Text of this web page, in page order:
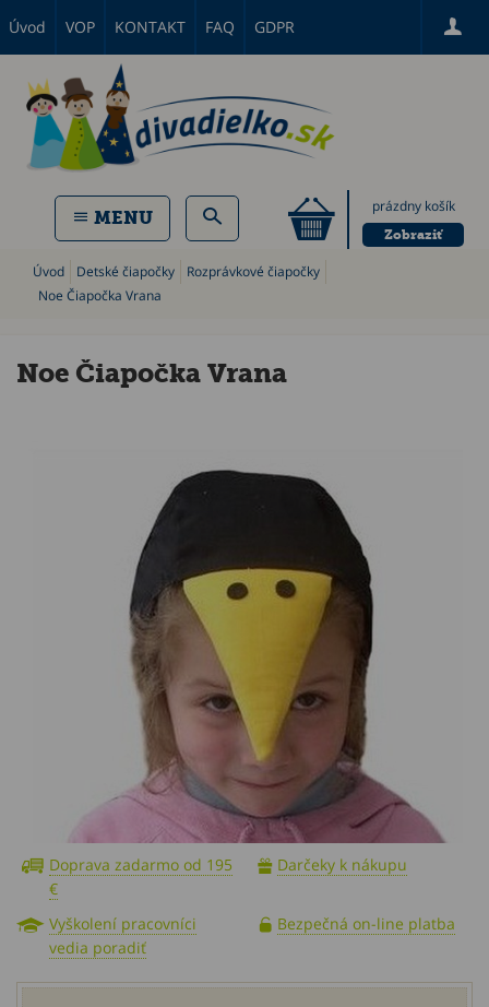
Úvod VOP KONTAKT FAQ GDPR
prázdny košík
Zobraziť
MENU
Úvod Detské čiapočky
Rozprávkové čiapočky
Noe Čiapočka Vrana
Noe Čiapočka Vrana
Doprava zadarmo od 195
€
Darčeky k nákupu
Vyškolení pracovníci
vedia poradiť
Bezpečná on-line platba